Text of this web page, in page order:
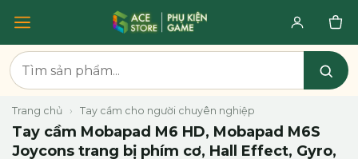
Trang chủ › Tay cầm cho người chuyên nghiệp
Tay cầm Mobapad M6 HD, Mobapad M6S
Joycons trang bị phím cơ, Hall Effect, Gyro,